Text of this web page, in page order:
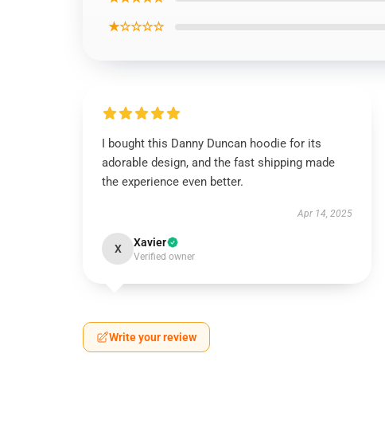
★☆☆☆☆
I bought this Danny Duncan hoodie for its
adorable design, and the fast shipping made
the experience even better.
Apr 14, 2025
X Xavier
Verified owner
Write your review